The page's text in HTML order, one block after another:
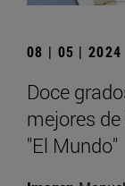
08 | 05 | 2024
Doce
mejores
"El Mundo"